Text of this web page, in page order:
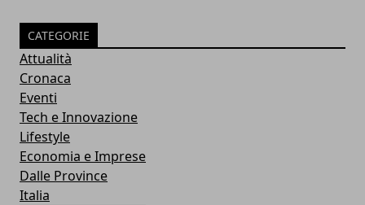
CATEGORIE
Attualità
Cronaca
Eventi
Tech e Innovazione
Lifestyle
Economia e Imprese
Dalle Province
Italia